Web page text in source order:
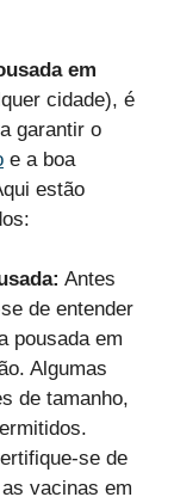
em
cidade), é
garantir o
e a boa
estão
Antes
de entender
pousada em
Algumas
de tamanho,
se de
vacinas em